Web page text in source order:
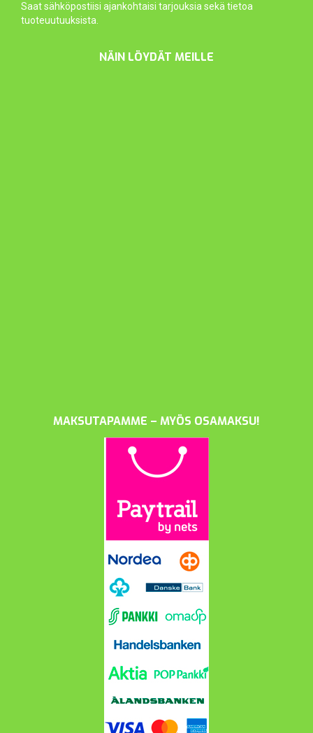
Saat sähköpostiisi ajankohtaisi tarjouksia sekä tietoa
tuoteuutuuksista.
NÄIN LÖYDÄT MEILLE
MAKSUTAPAMME – MYÖS OSAMAKSU!